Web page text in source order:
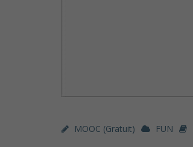
MOOC (gratuit) FUN